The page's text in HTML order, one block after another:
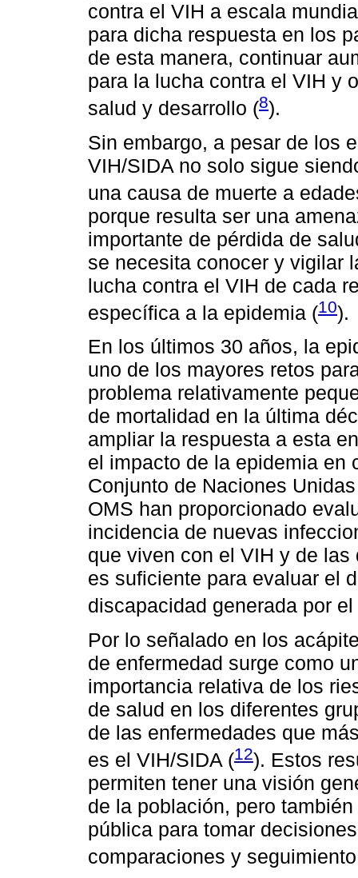
contra el VIH a escala
para dicha respuesta en los
de esta manera, continuar
para la lucha contra el VIH y
salud y desarrollo (8).
Sin embargo, a pesar de los
VIH/SIDA no solo sigue
una causa de muerte a
porque resulta ser una
importante de pérdida de
se necesita conocer y vigilar
lucha contra el VIH de cada
específica a la epidemia (10).
En los últimos 30 años, la
uno de los mayores retos
problema relativamente
de mortalidad en la última
ampliar la respuesta a esta
el impacto de la epidemia en
Conjunto de Naciones
OMS han proporcionado
incidencia de nuevas
que viven con el VIH y de
es suficiente para evaluar el
discapacidad generada por
Por lo señalado en los
de enfermedad surge como
importancia relativa de los
de salud en los diferentes
de las enfermedades que
es el VIH/SIDA (12). Estos
permiten tener una visión
de la población, pero
pública para tomar
comparaciones y